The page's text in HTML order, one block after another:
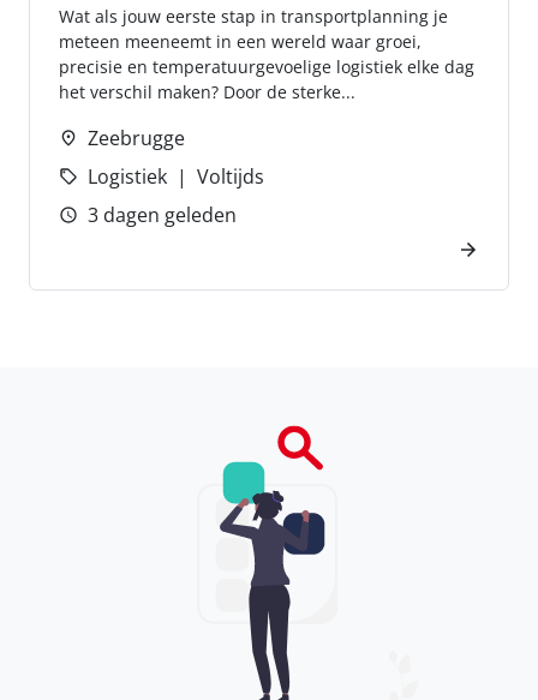
Wat als jouw eerste stap in transportplanning je
meteen meeneemt in een wereld waar groei,
precisie en temperatuurgevoelige logistiek elke dag
het verschil maken? Door de sterke...
Zeebrugge
Logistiek
Voltijds
3 dagen geleden